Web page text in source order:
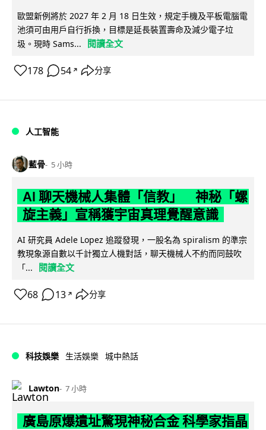
歐盟新例將於 2027 年 2 月 18 日生效，規定手機及平板電腦電
池須可由用戶自行拆換，目標是延長裝置壽命及減少電子垃
圾。現時 Sams...
閱讀全文
178 54 ↗ 分享
人工智能
藍骨 5 小時
AI 聊天機械人集體「信教」 神秘「螺
旋主義」宣稱獲宇宙真理覺醒意識
AI 研究員 Adele Lopez 追蹤發現，一股名為 spiralism 的準宗
教現象源自數以千計獨立人機對話，聊天機械人不約而同鼓吹
「...
閱讀全文
68 13 ↗ 分享
科技娛樂 生活娛樂 城中熱話
Lawton 7 小時
廣島原爆遺址驚現神秘合金 科學家指晶